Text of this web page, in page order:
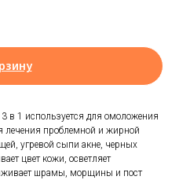
1 используется для омоложения
проблемной и жирной
угревой сыпи акне, черных
цвет кожи, осветляет
шрамы, морщины и пост